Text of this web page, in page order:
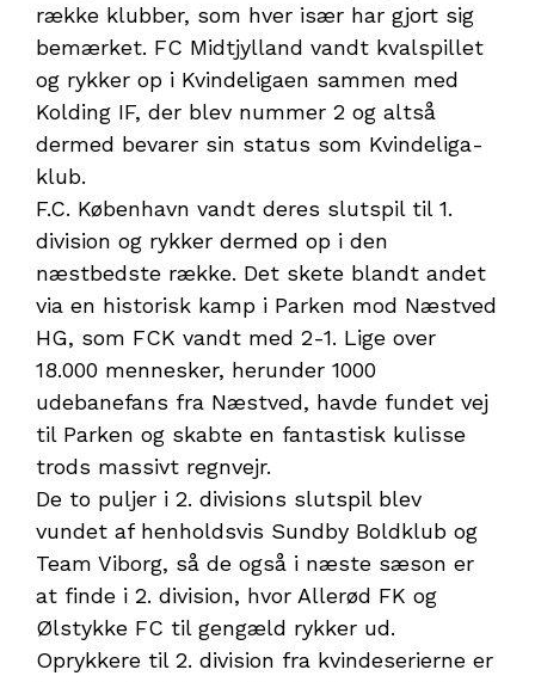
række klubber, som hver især har gjort sig
bemærket. FC Midtjylland vandt kvalspillet
og rykker op i Kvindeligaen sammen med
Kolding IF, der blev nummer 2 og altså
dermed bevarer sin status som Kvindeliga-
klub.
F.C. København vandt deres slutspil til 1.
division og rykker dermed op i den
næstbedste række. Det skete blandt andet
via en historisk kamp i Parken mod Næstved
HG, som FCK vandt med 2-1. Lige over
18.000 mennesker, herunder 1000
udebanefans fra Næstved, havde fundet vej
til Parken og skabte en fantastisk kulisse
trods massivt regnvejr.
De to puljer i 2. divisions slutspil blev
vundet af henholdsvis Sundby Boldklub og
Team Viborg, så de også i næste sæson er
at finde i 2. division, hvor Allerød FK og
Ølstykke FC til gengæld rykker ud.
Oprykkere til 2. division fra kvindeserierne er